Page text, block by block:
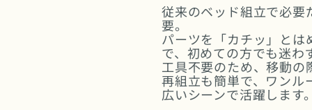
従来のベッド組立で必
要。
パーツを「カチッ」と
で、初めての方でも迷わ
工具不要のため、移動の
再組立も簡単で、ワンル
広いシーンで活躍します